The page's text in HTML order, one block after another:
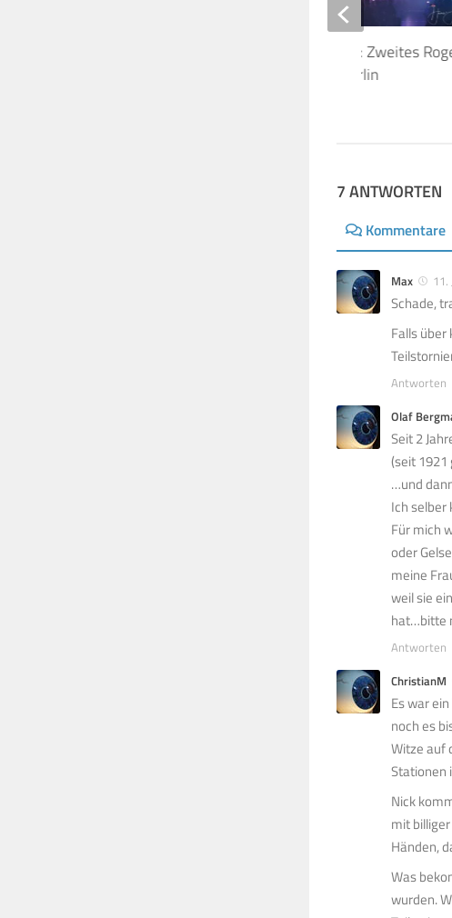
Raumschiff Battersea: Zweites
Waters Konzert in Berlin
7 ANTWORTEN
Kommentare
Max
Schade,
Falls
Antworten
Olaf
Seit 2
(seit
…und
Ich selber
Für mich
oder
meine
weil sie
hat…bitte
Antworten
ChristianM
Es war
noch es
Witze auf
Stationen
Nick
mit
Händen,
Was
wurden.